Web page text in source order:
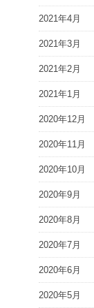
2021年4月
2021年3月
2021年2月
2021年1月
2020年12月
2020年11月
2020年10月
2020年9月
2020年8月
2020年7月
2020年6月
2020年5月